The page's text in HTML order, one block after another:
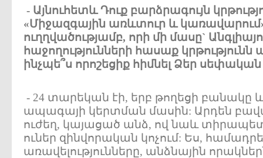
- Այնուհետև Դուք բարձրագույն
«Միջազգային առևտուր և
ուղղվածությամբ, որի մի մասը`
հաջողությունների հասաք
ինչպե՞ս որոշեցիք հիմնել Ձեր սեփական
- 24 տարեկան էի, երբ թողեցի բանակը
ապագայի կերտման մասին: Արդեն
ուժեղ, կայացած անձ, ով նաև
ուներ զինվորական կոչում: Ես,
առավելությունները, անձնային